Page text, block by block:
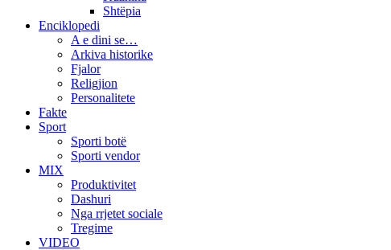
Shtëpia
Enciklopedi
A e dini se…
Arkiva historike
Fjalor
Religjion
Personalitete
Fakte
Sport
Sporti botë
Sporti vendor
MIX
Produktivitet
Dashuri
Nga rrjetet sociale
Tregime
VIDEO